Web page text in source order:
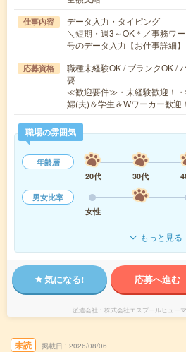
仕事内容
データ入力・タイピング
＼短期・週3～OK＊／事務ワ
号のデータ入力【お仕事詳細
応募資格
職種未経験OK / ブランクOK /
要
≪歓迎要件≫・未経験歓迎！
婦(夫)＆学生＆Wワーカー歓
職場の雰囲気
年齢層
20代
30代
男女比率
女性
もっと見る
気になる! 応募へ進む
派遣会社 株式会社エスプールヒュー
未読 掲載日 2026/08/06